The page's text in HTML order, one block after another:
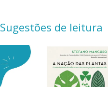
Sugestões de leitura